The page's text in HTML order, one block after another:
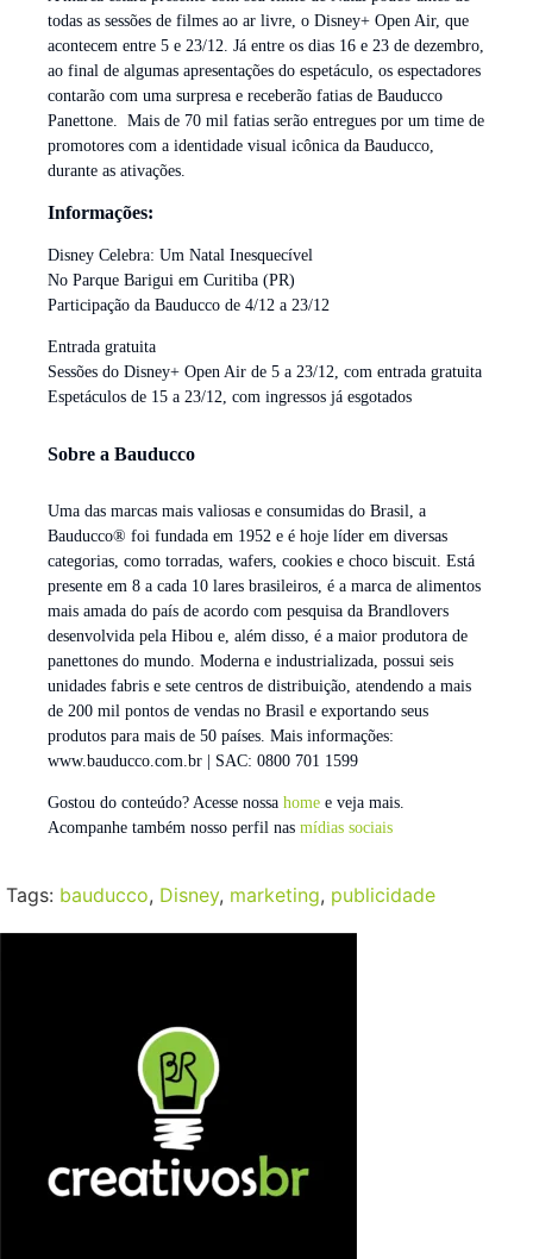
todas as sessões de filmes ao ar livre, o Disney+ Open Air, que
acontecem entre 5 e 23/12. Já entre os dias 16 e 23 de dezembro,
ao final de algumas apresentações do espetáculo, os espectadores
contarão com uma surpresa e receberão fatias de Bauducco
Panettone. Mais de 70 mil fatias serão entregues por um time de
promotores com a identidade visual icônica da Bauducco,
durante as ativações.
Informações:
Disney Celebra: Um Natal Inesquecível
No Parque Barigui em Curitiba (PR)
Participação da Bauducco de 4/12 a 23/12
Entrada gratuita
Sessões do Disney+ Open Air de 5 a 23/12, com entrada gratuita
Espetáculos de 15 a 23/12, com ingressos já esgotados
Sobre a Bauducco
Uma das marcas mais valiosas e consumidas do Brasil, a
Bauducco® foi fundada em 1952 e é hoje líder em diversas
categorias, como torradas, wafers, cookies e choco biscuit. Está
presente em 8 a cada 10 lares brasileiros, é a marca de alimentos
mais amada do país de acordo com pesquisa da Brandlovers
desenvolvida pela Hibou e, além disso, é a maior produtora de
panettones do mundo. Moderna e industrializada, possui seis
unidades fabris e sete centros de distribuição, atendendo a mais
de 200 mil pontos de vendas no Brasil e exportando seus
produtos para mais de 50 países. Mais informações:
www.bauducco.com.br | SAC: 0800 701 1599
Gostou do conteúdo? Acesse nossa home e veja mais.
Acompanhe também nosso perfil nas mídias sociais
Tags: bauducco, Disney, marketing, publicidade